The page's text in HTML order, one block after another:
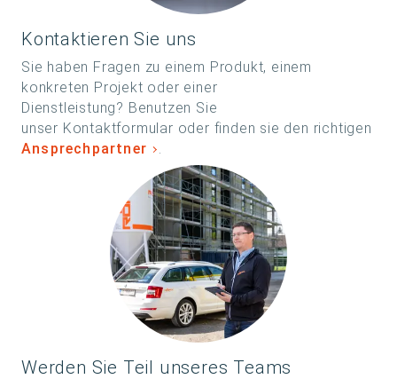
Kontaktieren Sie uns
Sie haben Fragen zu einem Produkt, einem
konkreten Projekt oder einer
Dienstleistung? Benutzen Sie
unser Kontaktformular oder finden sie den richtigen
Ansprechpartner
.
Werden Sie Teil unseres Teams